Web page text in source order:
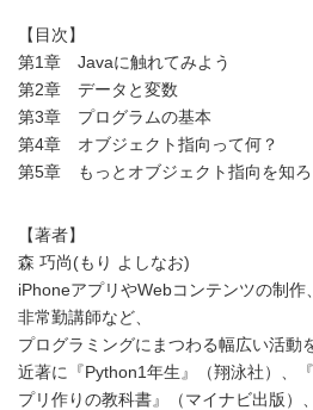
【目次】
第1章 Javaに触れてみよう
第2章 データと変数
第3章 プログラムの基本
第4章 オブジェクト指向って何？
第5章 もっとオブジェクト指向を知ろ
【著者】
森 巧尚(もり よしなお)
iPhoneアプリやWebコンテンツの制
非常勤講師など、
プログラミングにまつわる幅広い活動
近著に『Python1年生』（翔泳社）、
プリ作りの教科書』（マイナビ出版）、